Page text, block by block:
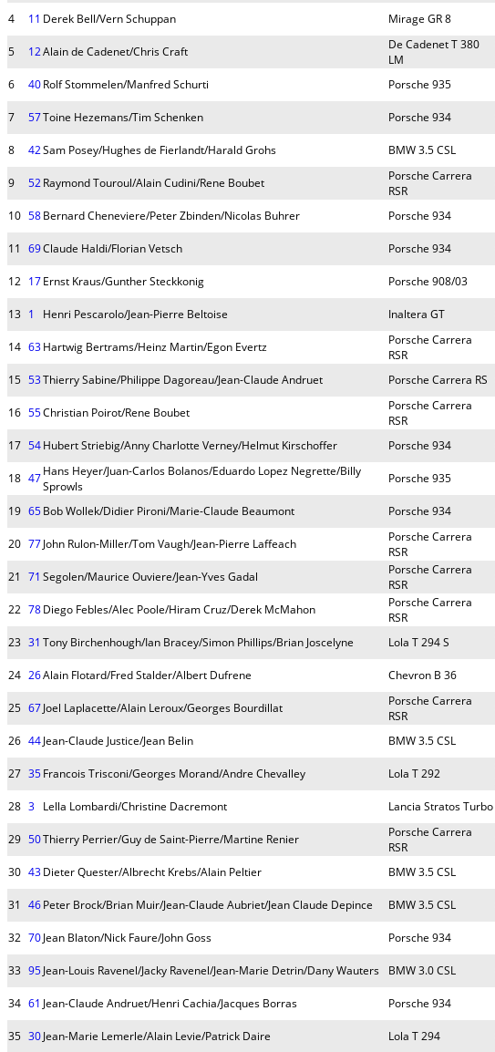
4
11 Derek Bell/Vern Schuppan Mirage GR 8
5
12Alain de Cadenet/Chris Craft
De Cadenet T 380
LM
6
40Rolf Stommelen/Manfred Schurti Porsche 935
7
57Toine Hezemans/Tim Schenken Porsche 934
8
42Sam Posey/Hughes de Fierlandt/Harald Grohs BMW 3.5 CSL
9
52Raymond Touroul/Alain Cudini/Rene Boubet
Porsche Carrera
RSR
10 58Bernard Cheneviere/Peter Zbinden/Nicolas Buhrer Porsche 934
11 69Claude Haldi/Florian Vetsch Porsche 934
12 17Ernst Kraus/Gunther Steckkonig Porsche 908/03
13 1 Henri Pescarolo/Jean-Pierre Beltoise Inaltera GT
14 63Hartwig Bertrams/Heinz Martin/Egon Evertz
Porsche Carrera
RSR
15 53Thierry Sabine/Philippe Dagoreau/Jean-Claude Andruet Porsche Carrera RS
16 55Christian Poirot/Rene Boubet
Porsche Carrera
RSR
17 54Hubert Striebig/Anny Charlotte Verney/Helmut Kirschoffer Porsche 934
18 47Hans Heyer/Juan-Carlos Bolanos/Eduardo Lopez Negrette/Billy
Sprowls
Porsche 935
19 65Bob Wollek/Didier Pironi/Marie-Claude Beaumont Porsche 934
20 77John Rulon-Miller/Tom Vaugh/Jean-Pierre Laffeach
Porsche Carrera
RSR
21 71 Segolen/Maurice Ouviere/Jean-Yves Gadal
Porsche Carrera
RSR
22 78Diego Febles/Alec Poole/Hiram Cruz/Derek McMahon
Porsche Carrera
RSR
23 31 Tony Birchenhough/Ian Bracey/Simon Phillips/Brian Joscelyne Lola T 294 S
24 26Alain Flotard/Fred Stalder/Albert Dufrene Chevron B 36
25 67Joel Laplacette/Alain Leroux/Georges Bourdillat
Porsche Carrera
RSR
26 44Jean-Claude Justice/Jean Belin BMW 3.5 CSL
27 35Francois Trisconi/Georges Morand/Andre Chevalley Lola T 292
28 3 Lella Lombardi/Christine Dacremont Lancia Stratos Turbo
29 50Thierry Perrier/Guy de Saint-Pierre/Martine Renier
Porsche Carrera
RSR
30 43Dieter Quester/Albrecht Krebs/Alain Peltier BMW 3.5 CSL
31 46Peter Brock/Brian Muir/Jean-Claude Aubriet/Jean Claude Depince BMW 3.5 CSL
32 70Jean Blaton/Nick Faure/John Goss Porsche 934
33 95Jean-Louis Ravenel/Jacky Ravenel/Jean-Marie Detrin/Dany Wauters BMW 3.0 CSL
34 61 Jean-Claude Andruet/Henri Cachia/Jacques Borras Porsche 934
35 30Jean-Marie Lemerle/Alain Levie/Patrick Daire Lola T 294